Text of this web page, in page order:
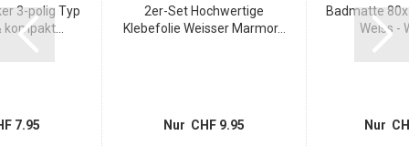
3-polig Typ
7.95
2er-Set Hochwertige
Klebefolie Weisser Marmor...
Nur CHF 9.95
Badmatte
Weiss -
Nur